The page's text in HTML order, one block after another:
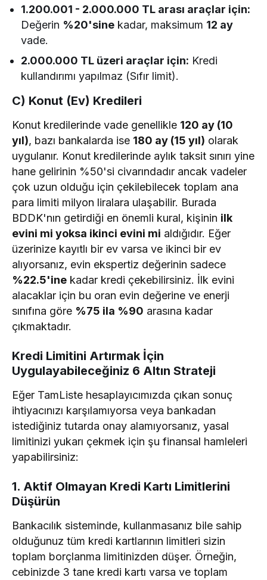
1.200.001 - 2.000.000 TL arası araçlar için:
Değerin %20'sine kadar, maksimum 12 ay
vade.
2.000.000 TL üzeri araçlar için: Kredi
kullandırımı yapılmaz (Sıfır limit).
C) Konut (Ev) Kredileri
Konut kredilerinde vade genellikle 120 ay (10
yıl), bazı bankalarda ise 180 ay (15 yıl) olarak
uygulanır. Konut kredilerinde aylık taksit sınırı yine
hane gelirinin %50'si civarındadır ancak vadeler
çok uzun olduğu için çekilebilecek toplam ana
para limiti milyon liralara ulaşabilir. Burada
BDDK'nın getirdiği en önemli kural, kişinin ilk
evini mi yoksa ikinci evini mi aldığıdır. Eğer
üzerinize kayıtlı bir ev varsa ve ikinci bir ev
alıyorsanız, evin ekspertiz değerinin sadece
%22.5'ine kadar kredi çekebilirsiniz. İlk evini
alacaklar için bu oran evin değerine ve enerji
sınıfına göre %75 ila %90 arasına kadar
çıkmaktadır.
Kredi Limitini Artırmak İçin
Uygulayabileceğiniz 6 Altın Strateji
Eğer TamListe hesaplayıcımızda çıkan sonuç
ihtiyacınızı karşılamıyorsa veya bankadan
istediğiniz tutarda onay alamıyorsanız, yasal
limitinizi yukarı çekmek için şu finansal hamleleri
yapabilirsiniz:
1. Aktif Olmayan Kredi Kartı Limitlerini
Düşürün
Bankacılık sisteminde, kullanmasanız bile sahip
olduğunuz tüm kredi kartlarının limitleri sizin
toplam borçlanma limitinizden düşer. Örneğin,
cebinizde 3 tane kredi kartı varsa ve toplam